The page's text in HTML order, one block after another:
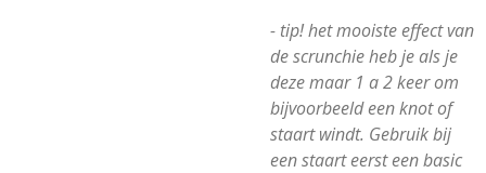
- tip! het mooiste effect van
de scrunchie heb je als je
deze maar 1 a 2 keer om
bijvoorbeeld een knot of
staart windt. Gebruik bij
een staart eerst een basic